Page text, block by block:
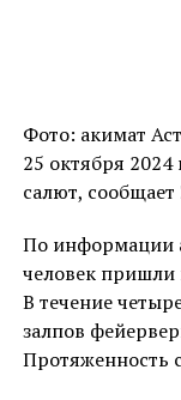
Фото: акимат
25 октября
салют, сообщает
По информации
человек пришли
В течение
залпов
Протяженность